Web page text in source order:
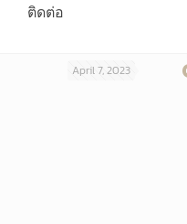
ติดต่อ
April 7, 2023